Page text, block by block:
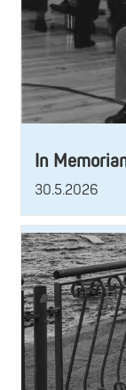
In
30.5.2026